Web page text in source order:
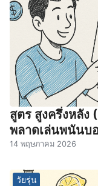
สูตร สูงครึ่งหลัง
พลาดเล่นพนันบ
14 พฤษภาคม 2026
วัยรุ่น